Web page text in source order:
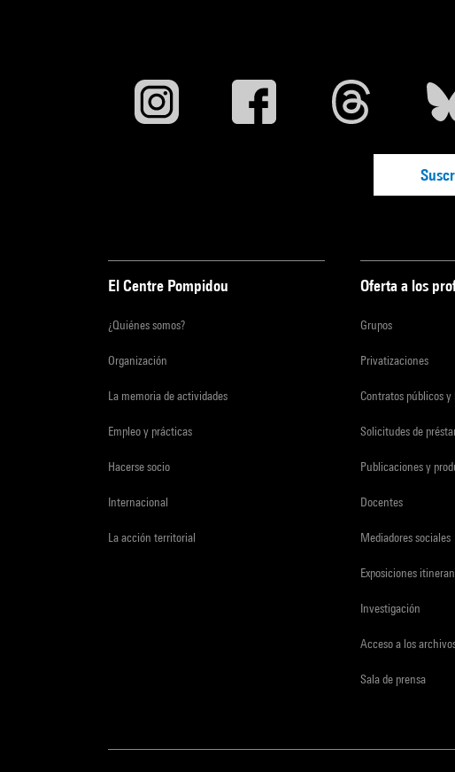
El Centre Pompidou
¿Quiénes somos?
Organización
La memoria de actividades
Empleo y prácticas
Hacerse socio
Internacional
La acción territorial
Oferta a los
Grupos
Privatizaciones
Contratos públicos
Solicitudes de
Publicaciones y
Docentes
Mediadores sociales
Exposiciones
Investigación
Acceso a los
Sala de prensa